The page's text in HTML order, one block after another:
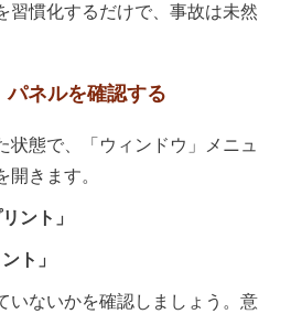
習慣化するだけで、事故は未然
ネルを確認する
状態で、「ウィンドウ」メニュ
きます。
ント」
ト」
いないかを確認しましょう。意